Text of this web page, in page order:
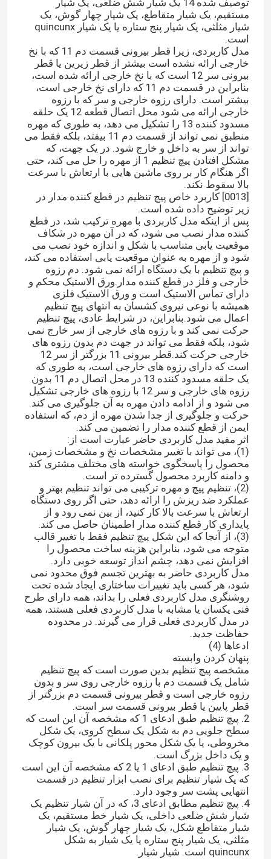
درباره ما
تور کارخانه
کنترل کیفیت
با ما تماس بگیرید
اخبار
پرونده ها
درخواست نقل قول
پیچ های تنظیم شش گوش
پیچ های ست سوکت شش گوش
پیچ مهره شش گوش
پیچ ماشین سلف کوب
پیچ ماشین فیلیپس
پیچ ماشین سر شیاردار
پیچ ترکیبی سر تابه
ابزار پین محور
مهره جوش مربعی
مهره درج رزوه ای
قطعات ماشینکاری دقیق
پرچ پاپ کور
توصیف شده 14 یک شیار شش ضلعی، یک شیار
مستقیم، یک شیار متقاطع، یک شیار چهار گوش، یک
شیار مثلثی، یک شیار پنج ستاره یا یک شیار quincunx
است.
مدل کاربردی، زیرا قطر بیرونی قسمت دم 11 که با نخ
خارجی ارائه نشده است بیشتر از قطر زیرین یا قطر
بیرونی سر 12 است که با نخ خارجی ارائه شده است،
بنابراین در قسمت دم 11 که دارای نخ خارجی است،
بیشتر است. دارای رزوه خارجی و سر که با رزوه
خارجی ارائه می شود محل اتصال قطعه 12 یک حلقه
مسدود کننده 13 را تشکیل می دهد، به طوری که مهره
منطبق نمی تواند از قسمت دم 11 بیفتد، بلکه فقط می
تواند از سر به داخل و خارج شود. در یک جهت، که
مشکل افتادن پیچ تنظیم 1 از مهره را حل می کند، حتی
اگر هنگام کار بر روی ماشین هایی با ارتعاش با سرعت
بالا سقوط نکند.
[0013] کاربرد خاص پیچ تنظیم در قطع کننده مدار در
زیر توضیح داده شده است.
پس از اینکه مدل کاربردی با مهره ترکیب شد، در قطع
کننده مدار نصب می شود، که در آن مهره در شکاف
موقعیت یابی متناسب با شکل و اندازه خود نصب می
شود و از مهره به عنوان موقعیت یابی استفاده می کند،
و پیچ تنظیم با یک دستگاه ارائه نمی شود. دم رزوه
خارجی و فلز در قطع کننده مدار.ورق الاستیک محکم و
دارای تماس الاستیک است و ورق الاستیک فلزی
همیشه با نوعی نیروی کشسان به انتهای پیچ تنظیم
اعمال می شود.بنابراین، در شرایط عادی، پیچ تنظیم
حرکت نمی کند و با رزوه های خارجی از سر خارج نمی
شود، بلکه فقط می تواند در جهت دم بدون رزوه های
خارجی حرکت کند.قطر بیرونی 11 بزرگتر از سر 12
است که دارای رزوه های خارجی است، به طوری که
یک حلقه مسدود کننده 13 در محل اتصال دم 11 بدون
رزوه های خارجی و سر 12 با رزوه های خارجی تشکیل
می شود و از ادامه دادن مهره به آن جلوگیری می کند.
حرکت و جلوگیری از جدا شدن مهره از دم، که استفاده
ایمن از قطع کننده مدار را تضمین می کند.
اثر مفید مدل کاربردی حاضر عبارت است از:
(1)، می تواند با تغییر مشخصات نخ و مشخصات زمین،
محصول را پاسخگوی خواسته های مختلف مشتری کند
و دامنه کاربرد محصول گسترده تر است.
(2)، تنظیم پیچ و مهره ترکیبی می تواند تنظیم بهتر و
عملکرد ضد ریزش را ارائه دهد، حتی اگر روی دستگاه
ارتعاش با سرعت بالا کار کنید، از بین نمی رود و از
پایداری کار قطع کننده مدار اطمینان حاصل می کند.
(3)، از آنجا که این شکل پیچ تنظیم فقط با تغییر قالب
متوجه می شود، بنابراین هزینه ساخت محصول را
افزایش نمی دهد، چشم انداز توسعه خوبی دارد.
مدل کاربردی حاضر به بهترین تجسم فوق محدود نمی
شود، هر کسی باید تغییرات ساختاری ایجاد شده تحت
روشنگری مدل کاربردی فعلی را بداند، همه دارای طرح
فنی یکسان یا مشابه با مدل کاربردی فعلی هستند، همه
در مدل کاربردی فعلی قرار می گیرند. در محدوده
حفاظت جدید.
ادعاها (4)
پنهان کردن وابسته
مشخصه پیچ تنظیم بدین صورت است که پیچ تنظیم
شامل یک قسمت دم با رزوه خارجی روی سر و بدون
رزوه خارجی است و قطر بیرونی قسمت دم بزرگتر از
قطر پایین یا قطر بیرونی قسمت سر است.
2. پیچ تنظیم طبق ادعای 1 که مشخصه آن این است که
سطح جلویی دم به شکل یک سطح کروی، یک شکل
مخروطی، یا یک شکل محور پلکانی با یک بیرون کوچک
و یک داخل بزرگ است.
3. پیچ تنظیم طبق ادعای 1 یا 2 که مشخصه آن این است
که یک شیار تنظیم برای نصب ابزار تنظیم در قسمت
انتهایی پشت سر وجود دارد.
4. پیچ تنظیم مطابق ادعای 3، که در آن شیار تنظیم یک
شیار شش ضلعی داخلی، یک شیار خط مستقیم، یک
شیار متقاطع شکل، یک شیار چهار گوش، یک شیار
مثلثی، یک شیار پنج ستاره یا یک شیار به شکل
quincunx است. شیار شیار.